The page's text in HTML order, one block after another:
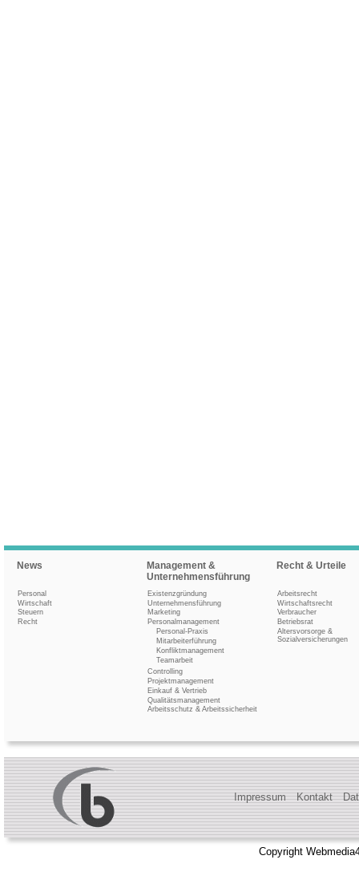
News
Personal
Wirtschaft
Steuern
Recht
Management &
Unternehmensführung
Existenzgründung
Unternehmensführung
Marketing
Personalmanagement
Personal-Praxis
Mitarbeiterführung
Konfliktmanagement
Teamarbeit
Controlling
Projektmanagement
Einkauf & Vertrieb
Qualitätsmanagement
Arbeitsschutz & Arbeitssicherheit
Recht & Urteile
Arbeitsrecht
Wirtschaftsrecht
Verbraucher
Betriebsrat
Altersvorsorge &
Sozialversicherungen
Impressum Kontakt
Copyright